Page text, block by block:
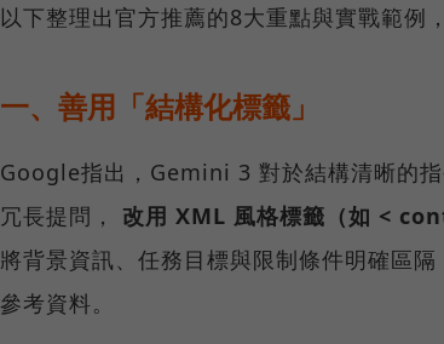
以下整理出官方推薦的8大重點與實戰範例
一、善用「結構化標籤」
Google指出，Gemini 3 對於結構清晰的
冗長提問， 改用 XML 風格標籤（如 <
將背景資訊、任務目標與限制條件明確區
參考資料。